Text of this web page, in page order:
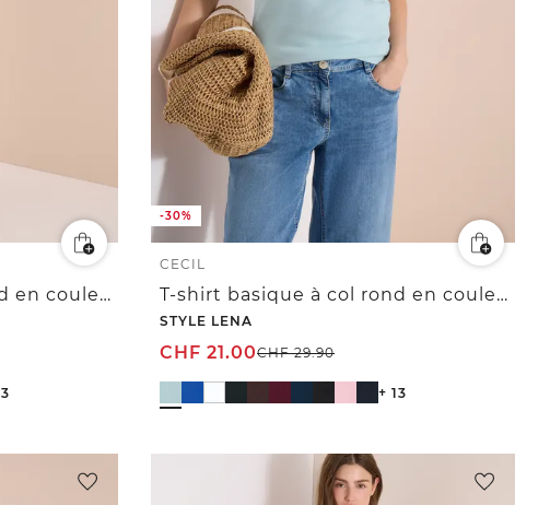
T-shirt basique à col rond en couleur unie
-30%
CECIL
T-shirt basique à col rond en couleur unie
STYLE LENA
CHF 21.00CHF29.90
+ 13